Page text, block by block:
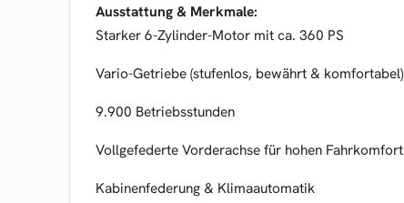
Ausstattung & Merkmale:
Starker 6-Zylinder-Motor mit ca. 360 PS
Vario-Getriebe (stufenlos, bewährt & komfortabel)
9.900 Betriebsstunden
Vollgefederte Vorderachse für hohen Fahrkomfort
Kabinenfederung & Klimaautomatik